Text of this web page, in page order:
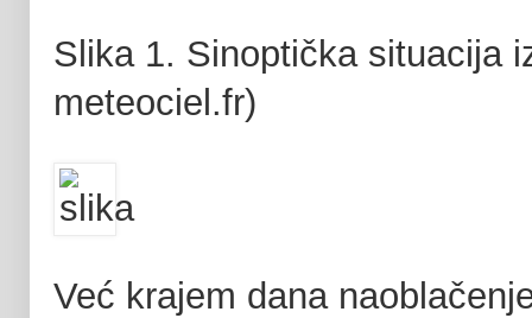
Slika 1. Sinoptička situacija
meteociel.fr)
Već krajem dana